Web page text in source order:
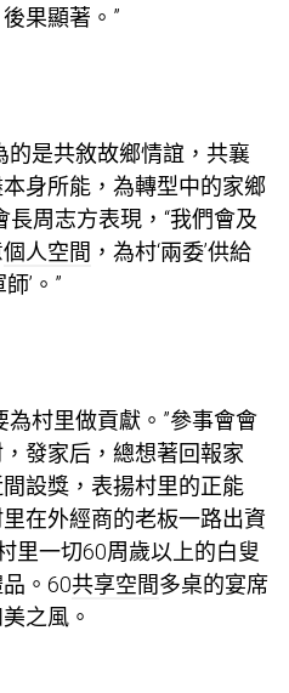
果顯著。”
的是共敘故鄉情誼，共襄
身所能，為轉型中的家鄉
長周志方表現，“我們會及
個人空間 ，為村‘兩委’供給
’。”
為村里做貢獻。”參事會會
發家后，總想著回報家
設獎，表揚村里的正能
在外經商的老板一路出資
里一切60周歲以上的白叟
。60共享空間多桌的宴席
之風。